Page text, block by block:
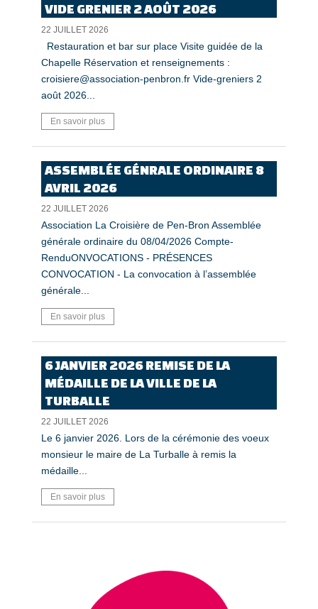
VIDE GRENIER 2 AOÛT 2026
22 JUILLET 2026
Restauration et bar sur place Visite guidée de la
Chapelle Réservation et renseignements :
croisiere@association-penbron.fr Vide-greniers 2
août 2026...
En savoir plus
ASSEMBLÉE GÉNRALE ORDINAIRE 8
AVRIL 2026
22 JUILLET 2026
Association La Croisière de Pen-Bron Assemblée
générale ordinaire du 08/04/2026 Compte-
RenduONVOCATIONS - PRÉSENCES
CONVOCATION - La convocation à l’assemblée
générale...
En savoir plus
6 JANVIER 2026 REMISE DE LA
MÉDAILLE DE LA VILLE DE LA
TURBALLE
22 JUILLET 2026
Le 6 janvier 2026. Lors de la cérémonie des voeux
monsieur le maire de La Turballe à remis la
médaille...
En savoir plus